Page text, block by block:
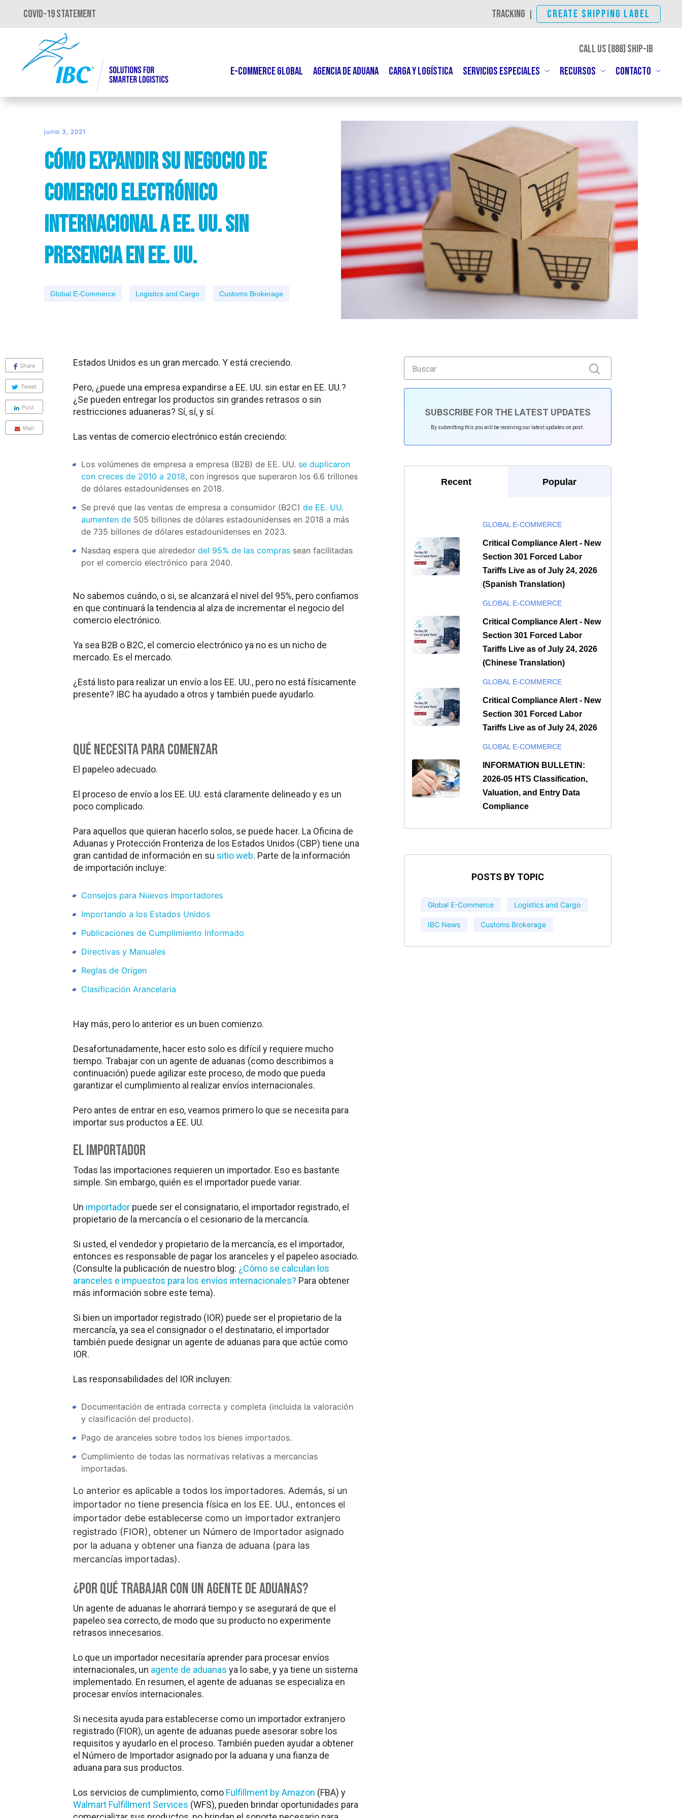
COVID-19 STATEMENT TRACKING CREATE SHIPPING LABEL
CALL US (888)SHIP-IBC
E-COMMERCE GLOBAL
AGENCIA DE ADUANA CARGA Y LOGÍSTICA SERVICIOS ESPECIALES RECURSOS CONTACTO
junio 3, 2021
Cómo Expandir su Negocio de
Comercio Electrónico
Internacional a EE. UU. Sin
Presencia en EE. UU.
Global E-Commerce Logistics and Cargo Customs Brokerage
Share
Tweet
Post
Mail
Estados Unidos es un gran mercado. Y está creciendo.
Pero, ¿puede una empresa expandirse a EE. UU. sin estar en EE. UU.?
¿Se pueden entregar los productos sin grandes retrasos o sin
restricciones aduaneras? Sí, sí, y sí.
Las ventas de comercio electrónico están creciendo:
Los volúmenes de empresa a empresa (B2B) de EE. UU. se duplicaron
con creces de 2010 a 2018, con ingresos que superaron los 6.6 trillones
de dólares estadounidenses en 2018.
Se prevé que las ventas de empresa a consumidor (B2C) de EE. UU.
aumenten de505 billones de dólares estadounidenses en 2018 a más
de 735 billones de dólares estadounidenses en 2023.
Nasdaq espera que alrededor del 95% de las comprassean facilitadas
por el comercio electrónico para 2040.
No sabemos cuándo, o si, se alcanzará el nivel del 95%, pero confiamos
en que continuará la tendencia al alza de incrementar el negocio del
comercio electrónico.
Ya sea B2B o B2C, el comercio electrónico ya no es un nicho de
mercado. Es el mercado.
¿Está listo para realizar un envío a los EE. UU., pero no está físicamente
presente? IBC ha ayudado a otros y también puede ayudarlo.
Qué necesita para comenzar
El papeleo adecuado.
El proceso de envío a los EE. UU. está claramente delineado y es un
poco complicado.
Para aquellos que quieran hacerlo solos, se puede hacer. La Oficina de
Aduanas y Protección Fronteriza de los Estados Unidos (CBP) tiene una
gran cantidad de información en su sitio web. Parte de la información
de importación incluye:
Consejos para Nuevos Importadores
Importando a los Estados Unidos
Publicaciones de Cumplimiento Informado
Directivas y Manuales
Reglas de Origen
Clasificación Arancelaria
Hay más, pero lo anterior es un buen comienzo.
Desafortunadamente, hacer esto solo es difícil y requiere mucho
tiempo. Trabajar con un agente de aduanas (como describimos a
continuación) puede agilizar este proceso, de modo que pueda
garantizar el cumplimiento al realizar envíos internacionales.
Pero antes de entrar en eso, veamos primero lo que se necesita para
importar sus productos a EE. UU.
El Importador
Todas las importaciones requieren un importador. Eso es bastante
simple. Sin embargo, quién es el importador puede variar.
Un importador puede ser el consignatario, el importador registrado, el
propietario de la mercancía o el cesionario de la mercancía.
Si usted, el vendedor y propietario de la mercancía, es el importador,
entonces es responsable de pagar los aranceles y el papeleo asociado.
(Consulte la publicación de nuestro blog: ¿Cómo se calculan los
aranceles e impuestos para los envíos internacionales? Para obtener
más información sobre este tema).
Si bien un importador registrado (IOR) puede ser el propietario de la
mercancía, ya sea el consignador o el destinatario, el importador
también puede designar un agente de aduanas para que actúe como
IOR.
Las responsabilidades del IOR incluyen:
Documentación de entrada correcta y completa (incluida la valoración
y clasificación del producto).
Pago de aranceles sobre todos los bienes importados.
Cumplimiento de todas las normativas relativas a mercancías
importadas.
Lo anterior es aplicable a todos los importadores. Además, si un
importador no tiene presencia física en los EE. UU., entonces el
importador debe establecerse como un importador extranjero
registrado (FIOR), obtener un Número de Importador asignado
por la aduana y obtener una fianza de aduana (para las
mercancías importadas).
¿Por qué trabajar con un agente de aduanas?
Un agente de aduanas le ahorrará tiempo y se asegurará de que el
papeleo sea correcto, de modo que su producto no experimente
retrasos innecesarios.
Lo que un importador necesitaría aprender para procesar envíos
internacionales, un agente de aduanas ya lo sabe, y ya tiene un sistema
implementado. En resumen, el agente de aduanas se especializa en
procesar envíos internacionales.
Si necesita ayuda para establecerse como un importador extranjero
registrado (FIOR), un agente de aduanas puede asesorar sobre los
requisitos y ayudarlo en el proceso. También pueden ayudar a obtener
el Número de Importador asignado por la aduana y una fianza de
aduana para sus productos.
Los servicios de cumplimiento, como Fulfillment by Amazon (FBA) y
Walmart Fulfillment Services (WFS), pueden brindar oportunidades para
SUBSCRIBE FOR THE LATEST UPDATES
By submitting this you will be receiving our latest updates on post.
Recent Popular
GLOBAL E-COMMERCE
Critical Compliance Alert - New
Section 301 Forced Labor
Tariffs Live as of July 24, 2026
(Spanish Translation)
GLOBAL E-COMMERCE
Critical Compliance Alert - New
Section 301 Forced Labor
Tariffs Live as of July 24, 2026
(Chinese Translation)
GLOBAL E-COMMERCE
Critical Compliance Alert - New
Section 301 Forced Labor
Tariffs Live as of July 24, 2026
GLOBAL E-COMMERCE
INFORMATION BULLETIN:
2026-05 HTS Classification,
Valuation, and Entry Data
Compliance
POSTS BY TOPIC
Global E-Commerce Logistics and Cargo
IBC News Customs Brokerage